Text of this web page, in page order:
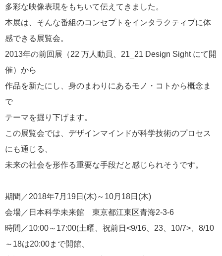
多彩な映像表現をもちいて伝えてきました。
本展は、そんな番組のコンセプトをインタラクティブに体
感できる展覧会。
2013年の前回展（22 万人動員、21_21 Design Sight にて開
催）から
作品を新たにし、身のまわりにあるモノ・コトから概念ま
で
テーマを掘り下げます。
この展覧会では、デザインマインドが科学技術のプロセス
にも通じる、
未来の社会を形作る重要な手段だと感じられそうです。
期間／2018年7月19日(木)～10月18日(木)
会場／日本科学未来館 東京都江東区青海2-3-6
時間／10:00～17:00(土曜、祝前日<9/16、23、10/7>、8/10
～18は20:00まで開館、